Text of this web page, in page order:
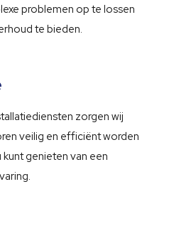
problemen op te lossen
te bieden.
zorgen wij
veilig en efficiënt worden
genieten van een